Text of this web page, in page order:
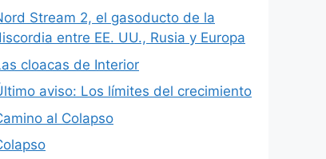
Stream 2, el gasoducto de la
entre EE. UU., Rusia y Europa
cloacas de Interior
aviso: Los límites del crecimiento
al Colapso